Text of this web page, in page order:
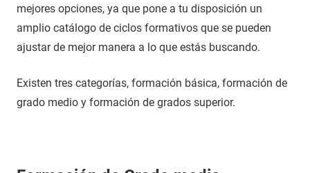
mejores opciones, ya que pone a tu disposición un
amplio catálogo de ciclos formativos que se pueden
ajustar de mejor manera a lo que estás buscando.
Existen tres categorías, formación básica, formación de
grado medio y formación de grados superior.